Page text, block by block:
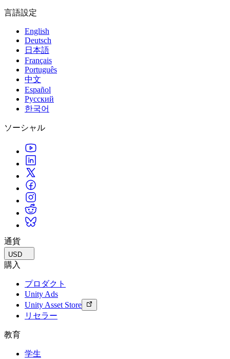
言語設定
English
Deutsch
日本語
Français
Português
中文
Español
Русский
한국어
ソーシャル
通貨
USD
購入
プロダクト
Unity Ads
Unity Asset Store
リセラー
教育
学生